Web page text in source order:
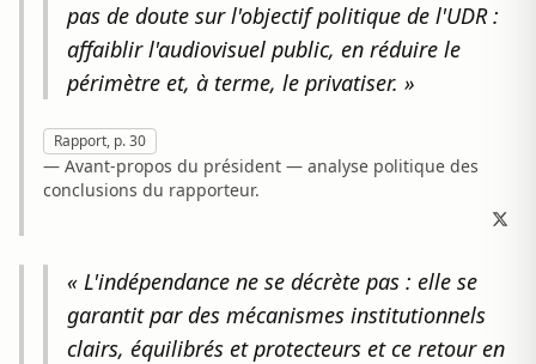
pas de doute sur l'objectif politique de l'UDR :
affaiblir l'audiovisuel public, en réduire le
périmètre et, à terme, le privatiser. »
Rapport, p. 30
— Avant-propos du président — analyse politique des
conclusions du rapporteur.
« L'indépendance ne se décrète pas : elle se
garantit par des mécanismes institutionnels
clairs, équilibrés et protecteurs et ce retour en